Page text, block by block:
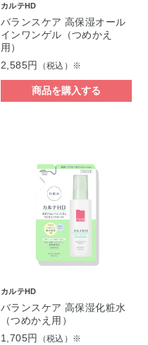
カルテHD
バランスケア 高保湿オール
インワンゲル（つめかえ
用）
2,585円
（税込）※
商品を購入する
カルテHD
バランスケア 高保湿化粧水
（つめかえ用）
1,705円
（税込）※